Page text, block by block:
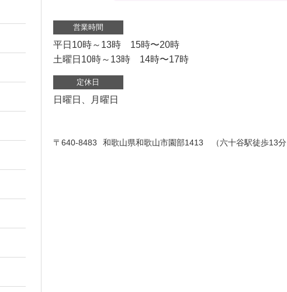
営業時間
平日10時～13時 15時〜20時
土曜日10時～13時 14時〜17時
定休日
日曜日、月曜日
〒640-8483 和歌山県和歌山市園部1413 （六十谷駅徒歩13